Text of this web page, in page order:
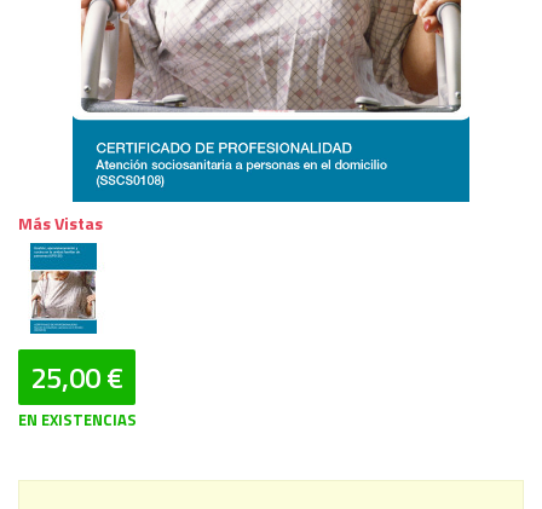
Más Vistas
25,00 €
EN EXISTENCIAS